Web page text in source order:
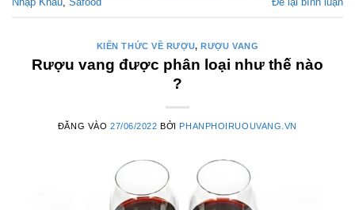
KIẾN THỨC VỀ RƯỢU,RƯỢU VANG
Rượu vang được phân loại như thế nào
?
ĐĂNG VÀO 27/06/2022 BỞI PHANPHOIRUOUVANG.VN